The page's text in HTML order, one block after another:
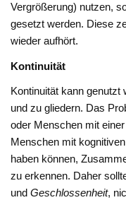
Vergrößerung) nutzen,
gesetzt werden. Diese
wieder aufhört.
Kontinuität
Kontinuität kann genutzt
und zu gliedern. Das
oder Menschen mit
Menschen mit
haben können,
zu erkennen. Daher
undGeschlossenheit,